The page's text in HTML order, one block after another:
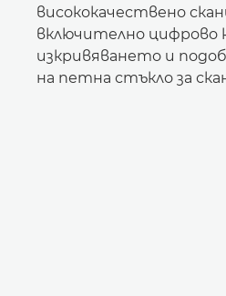
висококачествено
включително цифрово
изкривяването и
на петна стъкло за